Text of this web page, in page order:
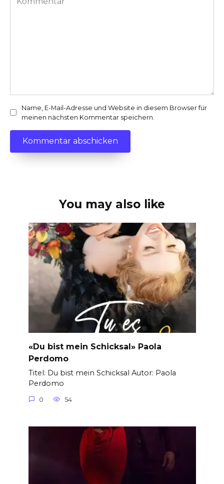
Name, E-Mail-Adresse und Website in diesem Browser für
meinen nächsten Kommentar speichern.
You may also like
«Du bist mein Schicksal» Paola
Perdomo
Titel: Du bist mein Schicksal Autor: Paola
Perdomo
0 54